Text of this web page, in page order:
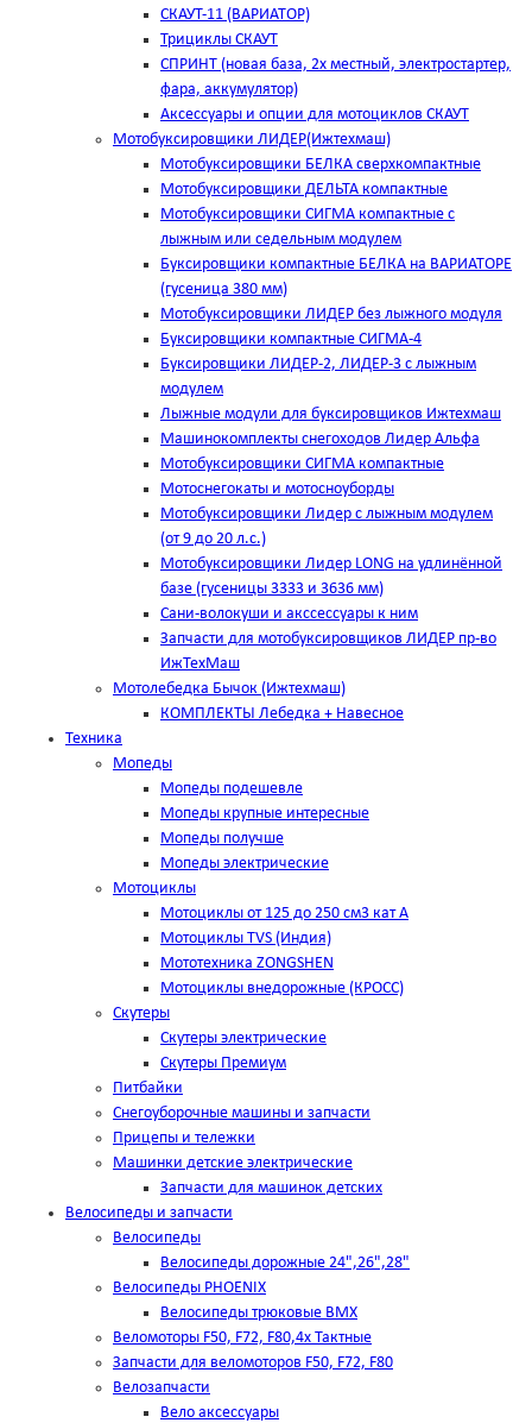
СКАУТ-11 (ВАРИАТОР)
Трициклы СКАУТ
СПРИНТ (новая база, 2х местный, электростартер,
фара, аккумулятор)
Аксессуары и опции для мотоциклов СКАУТ
Мотобуксировщики ЛИДЕР(Ижтехмаш)
Мотобуксировщики БЕЛКА сверхкомпактные
Мотобуксировщики ДЕЛЬТА компактные
Мотобуксировщики СИГМА компактные с
лыжным или седельным модулем
Буксировщики компактные БЕЛКА на ВАРИАТОРЕ
(гусеница 380 мм)
Мотобуксировщики ЛИДЕР без лыжного модуля
Буксировщики компактные СИГМА-4
Буксировщики ЛИДЕР-2, ЛИДЕР-3 c лыжным
модулем
Лыжные модули для буксировщиков Ижтехмаш
Машинокомплекты снегоходов Лидер Альфа
Мотобуксировщики СИГМА компактные
Мотоснегокаты и мотосноуборды
Мотобуксировщики Лидер с лыжным модулем
(от 9 до 20 л.с.)
Мотобуксировщики Лидер LONG на удлинённой
базе (гусеницы 3333 и 3636 мм)
Сани-волокуши и акссессуары к ним
Запчасти для мотобуксировщиков ЛИДЕР пр-во
ИжТехМаш
Мотолебедка Бычок (Ижтехмаш)
КОМПЛЕКТЫ Лебедка + Навесное
Техника
Мопеды
Мопеды подешевле
Мопеды крупные интересные
Мопеды получше
Мопеды электрические
Мотоциклы
Мотоциклы от 125 до 250 см3 кат А
Мотоциклы TVS (Индия)
Мототехника ZONGSHEN
Мотоциклы внедорожные (КРОСС)
Скутеры
Скутеры электрические
Скутеры Премиум
Питбайки
Снегоуборочные машины и запчасти
Прицепы и тележки
Машинки детские электрические
Запчасти для машинок детских
Велосипеды и запчасти
Велосипеды
Велосипеды дорожные 24",26",28"
Велосипеды PHOENIX
Велосипеды трюковые BMX
Веломоторы F50, F72, F80,4х Тактные
Запчасти для веломоторов F50, F72, F80
Велозапчасти
Вело аксессуары